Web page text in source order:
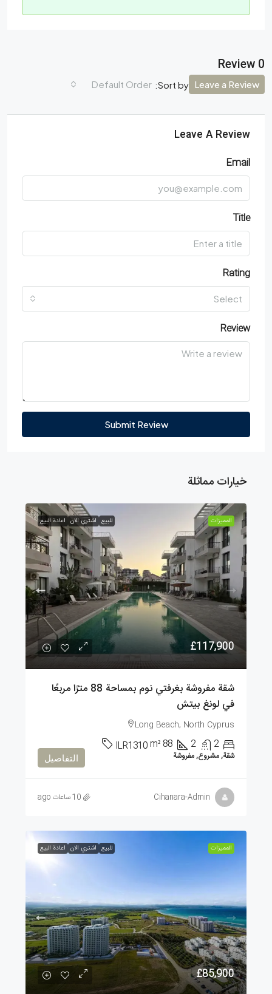
0 Review
Sort by:
Default Order Leave a Review
Leave A Review
Email
Title
Rating
Select
Review
Submit Review
خيارات مماثلة
الممیزات للبيع اشتري الان اعادة البيع
£117,900
شقة مفروشة بغرفتي نوم بمساحة 88 مترًا مربعًا
في لونغ بيتش
Long Beach, North Cyprus
2
2
88
m²
ILR1310
شقة, مشروع, مفروشة التفاصيل
Cihanara-Admin 10 ساعات ago
الممیزات للبيع اشتري الان اعادة البيع
£85,900